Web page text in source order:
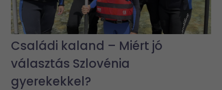
Családi kaland – Miért jó
választás Szlovénia
gyerekekkel?